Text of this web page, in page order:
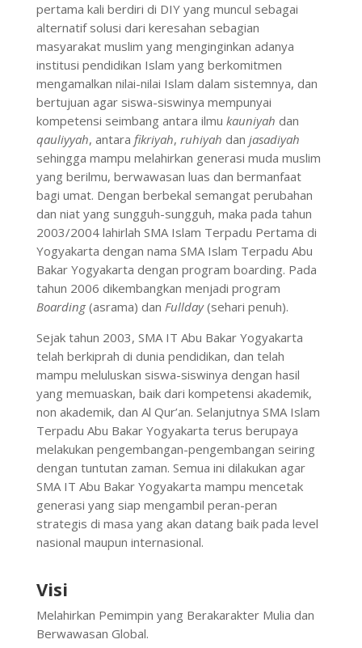
pertama kali berdiri di DIY yang muncul sebagai
alternatif solusi dari keresahan sebagian
masyarakat muslim yang menginginkan adanya
institusi pendidikan Islam yang berkomitmen
mengamalkan nilai-nilai Islam dalam sistemnya, dan
bertujuan agar siswa-siswinya mempunyai
kompetensi seimbang antara ilmu kauniyah dan
qauliyyah, antara fikriyah, ruhiyah dan jasadiyah
sehingga mampu melahirkan generasi muda muslim
yang berilmu, berwawasan luas dan bermanfaat
bagi umat. Dengan berbekal semangat perubahan
dan niat yang sungguh-sungguh, maka pada tahun
2003/2004 lahirlah SMA Islam Terpadu Pertama di
Yogyakarta dengan nama SMA Islam Terpadu Abu
Bakar Yogyakarta dengan program boarding. Pada
tahun 2006 dikembangkan menjadi program
Boarding(asrama) dan Fullday(sehari penuh).
Sejak tahun 2003, SMA IT Abu Bakar Yogyakarta
telah berkiprah di dunia pendidikan, dan telah
mampu meluluskan siswa-siswinya dengan hasil
yang memuaskan, baik dari kompetensi akademik,
non akademik, dan Al Qur’an. Selanjutnya SMA Islam
Terpadu Abu Bakar Yogyakarta terus berupaya
melakukan pengembangan-pengembangan seiring
dengan tuntutan zaman. Semua ini dilakukan agar
SMA IT Abu Bakar Yogyakarta mampu mencetak
generasi yang siap mengambil peran-peran
strategis di masa yang akan datang baik pada level
nasional maupun internasional.
Visi
Melahirkan Pemimpin yang Berakarakter Mulia dan
Berwawasan Global.